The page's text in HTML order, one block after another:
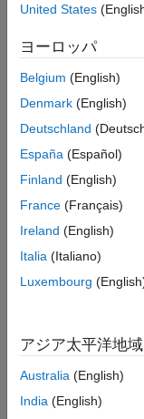
expand all
obj—
slslicer
character
|string array
Alternatives
. In the
app section
,
Version
Introduced in
United States
ヨーロッパ
Belgium (English)
Denmark (English)
Deutschland
España (Español)
Finland (English)
France (Français)
Ireland (English)
Italia (Italiano)
Luxembourg
アジア太平洋地域
Australia (English)
India (English)